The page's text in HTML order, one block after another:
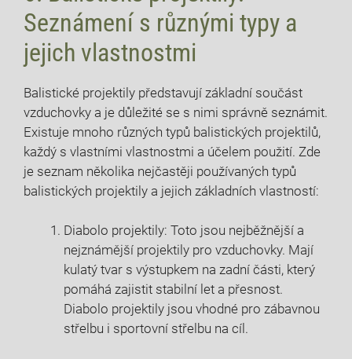
Seznámení s různými typy a
jejich vlastnostmi
Balistické projektily představují základní součást
vzduchovky a je důležité se s nimi správně seznámit.
Existuje mnoho různých typů balistických projektilů,
každý s vlastními vlastnostmi a účelem použití. Zde
je seznam několika nejčastěji používaných typů
balistických projektily a jejich základních vlastností:
Diabolo projektily: Toto jsou nejběžnější a
nejznámější projektily pro vzduchovky. Mají
kulatý tvar s výstupkem na zadní části, který
pomáhá zajistit stabilní let a přesnost.
Diabolo projektily jsou vhodné pro zábavnou
střelbu i sportovní střelbu na cíl.